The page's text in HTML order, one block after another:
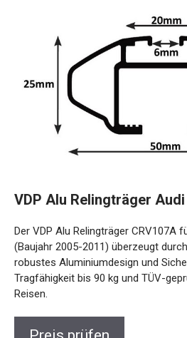
VDP Alu Relingträger
Der VDP Alu Relingträger CRV107A
(Baujahr 2005-2011) überzeugt
robustes Aluminiumdesign und
Tragfähigkeit bis 90 kg und TÜV-
Reisen.